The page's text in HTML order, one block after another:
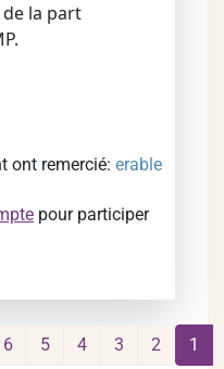
la part
ont remercié: erable
pour participer
1
2
3
4
5
6